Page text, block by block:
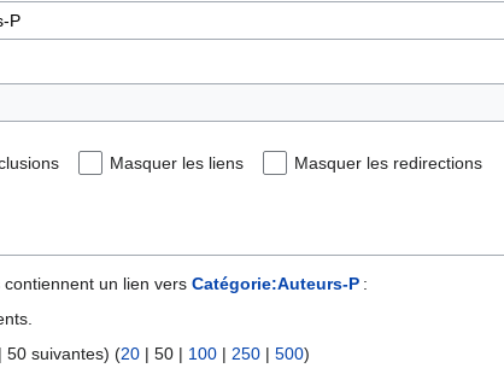
Masquer les liens Masquer les redirections
un lien vers Catégorie:Auteurs-P :
| 50 suivantes) (20 | 50 | 100 | 250 | 500)